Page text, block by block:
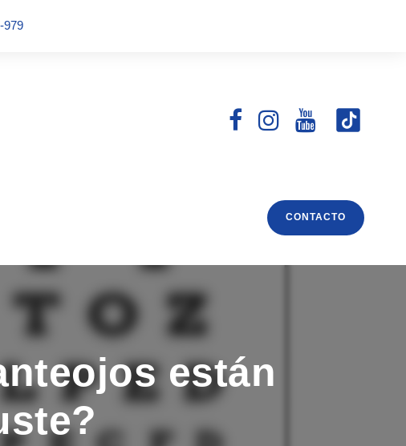
979
CONTACTO
están